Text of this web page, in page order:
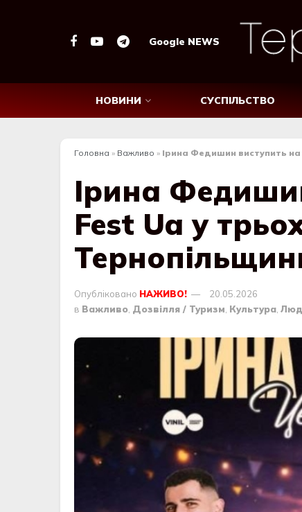
Google NEWS
НОВИНИ СУСПІЛЬСТВО
Головна » Важливо » Ірина Федишин виступить
Ірина
Fest Ua у
Опубліковано НАЖИВО!
20.05.2026
в Важливо Дозвілля / Туризм Культура